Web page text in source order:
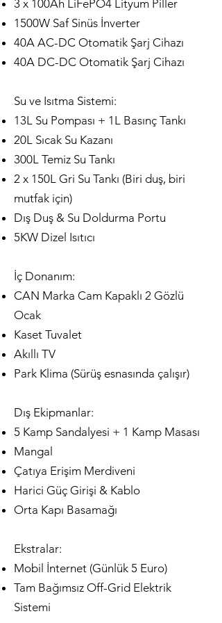
3 x 100Ah LiFePO4 Lityum Piller
1500W Saf Sinüs İnverter
40A AC-DC Otomatik Şarj Cihazı
40A DC-DC Otomatik Şarj Cihazı
Su ve Isıtma Sistemi:
13L Su Pompası + 1L Basınç Tankı
20L Sıcak Su Kazanı
300L Temiz Su Tankı
2 x 150L Gri Su Tankı (Biri duş, biri
mutfak için)
Dış Duş & Su Doldurma Portu
5KW Dizel Isıtıcı
İç Donanım:
CAN Marka Cam Kapaklı 2 Gözlü
Ocak
Kaset Tuvalet
Akıllı TV
Park Klima (Sürüş esnasında çalışır)
Dış Ekipmanlar:
5 Kamp Sandalyesi + 1 Kamp Masası
Mangal
Çatıya Erişim Merdiveni
Harici Güç Girişi & Kablo
Orta Kapı Basamağı
Ekstralar:
Mobil İnternet (Günlük 5 Euro)
Tam Bağımsız Off-Grid Elektrik
Sistemi